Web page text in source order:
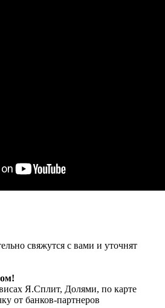
свяжутся с вами и уточнят
Я.Сплит, Долями, по карте
от банков-партнеров